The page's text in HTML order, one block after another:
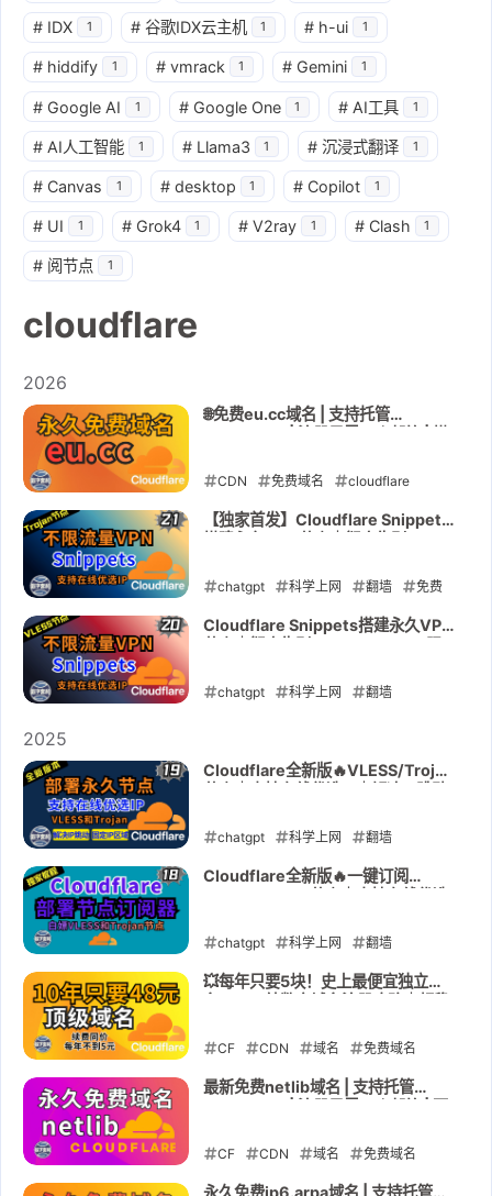
# IDX 1 # 谷歌IDX云主机 1 # h-ui 1
# hiddify 1 # vmrack 1 # Gemini 1
# Google AI 1 # Google One 1 # AI工具 1
# AI人工智能 1 # Llama3 1 # 沉浸式翻译 1
# Canvas 1 # desktop 1 # Copilot 1
# UI 1 # Grok4 1 # V2ray 1 # Clash 1
# 阅节点 1
cloudflare
2026
🌐免费eu.cc域名 | 支持托管
CDN 免费域名 cloudflare
DNS eu.cc gname
【独家首发】Cloudflare Snippets
量｜Trojan｜支持在线优选IP
chatgpt 科学上网 翻墙 免费
节点 cloudflare tiktok netflix
Snippets
Cloudflare Snippets搭建永久VPN
线优选IP
chatgpt 科学上网 翻墙
tiktok netflix Trojan 反代IP
2026-01-03
2025
Cloudflare全新版🔥VLESS/Trojan
Error1101和522
chatgpt 科学上网 翻墙
VLESS 免费节点 cloudflare
1101 522
2025-12-27
Cloudflare全新版🔥一键订阅
chatgpt 科学上网 翻墙
VLESS 免费节点 cloudflare
522 Vercel
2025-12-22
💥每年只要5块！史上最便宜独立域
CF CDN 域名 免费域名
cloudflare DNS spaceship
2025-11-22
最新免费netlib域名 | 支持托管
CF CDN 域名 免费域名
cloudflare DNS netlib
永久免费ip6.arpa域名 | 支持托管